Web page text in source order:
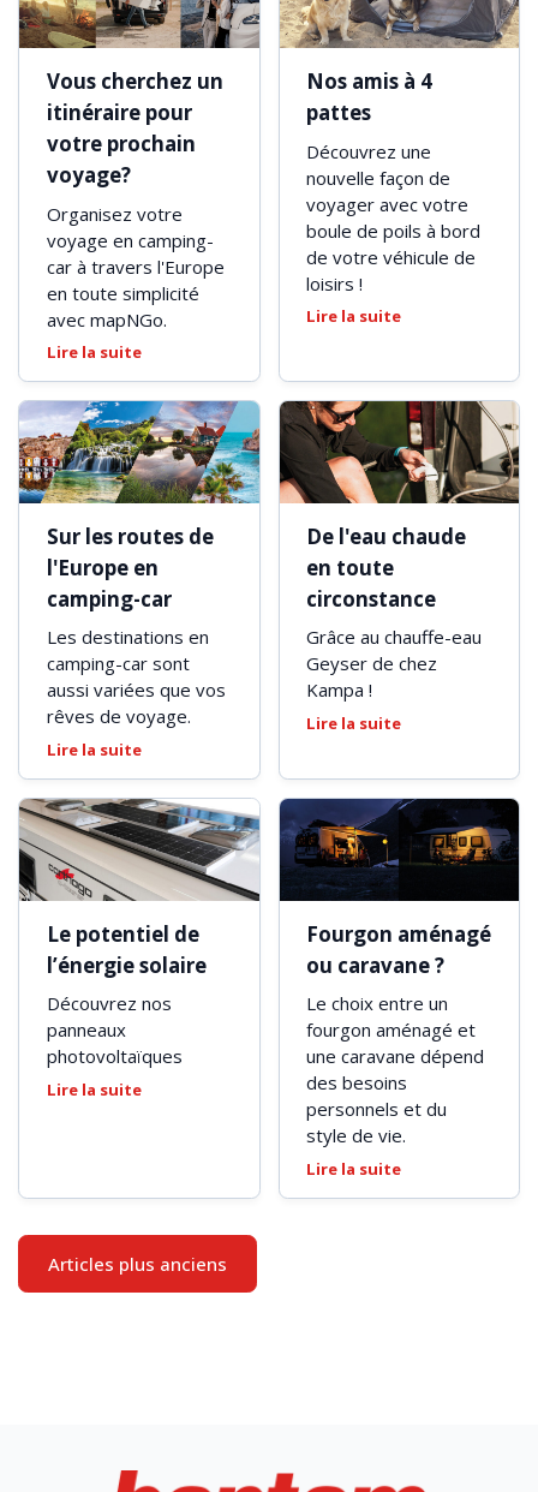
Vous cherchez un
itinéraire pour
votre prochain
voyage?
Organisez votre
voyage en camping-
car à travers l'Europe
en toute simplicité
avec mapNGo.
Lire la suite
Nos amis à 4
pattes
Découvrez une
nouvelle façon de
voyager avec votre
boule de poils à bord
de votre véhicule de
loisirs !
Lire la suite
Sur les routes de
l'Europe en
camping-car
Les destinations en
camping-car sont
aussi variées que vos
rêves de voyage.
Lire la suite
De l'eau chaude
en toute
circonstance
Grâce au chauffe-eau
Geyser de chez
Kampa !
Lire la suite
Le potentiel de
l’énergie solaire
Découvrez nos
panneaux
photovoltaïques
Lire la suite
Fourgon aménagé
ou caravane ?
Le choix entre un
fourgon aménagé et
une caravane dépend
des besoins
personnels et du
style de vie.
Lire la suite
Navigation
des
Articles plus anciens